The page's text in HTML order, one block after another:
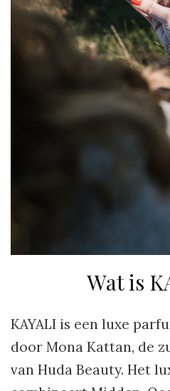
Wat is
KAYALI is een luxe
door Mona Kattan, de
van Huda Beauty. Het